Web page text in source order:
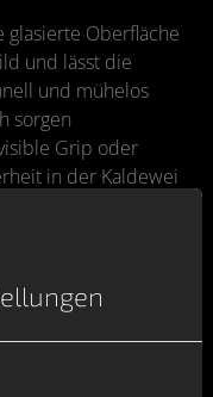
glasierte Oberfläche
und lässt die
und mühelos
sorgen
Grip oder
in der Kaldewei
Familie gelingt
auf ein
ist eine
eleganten, flachen
Ansprüchen